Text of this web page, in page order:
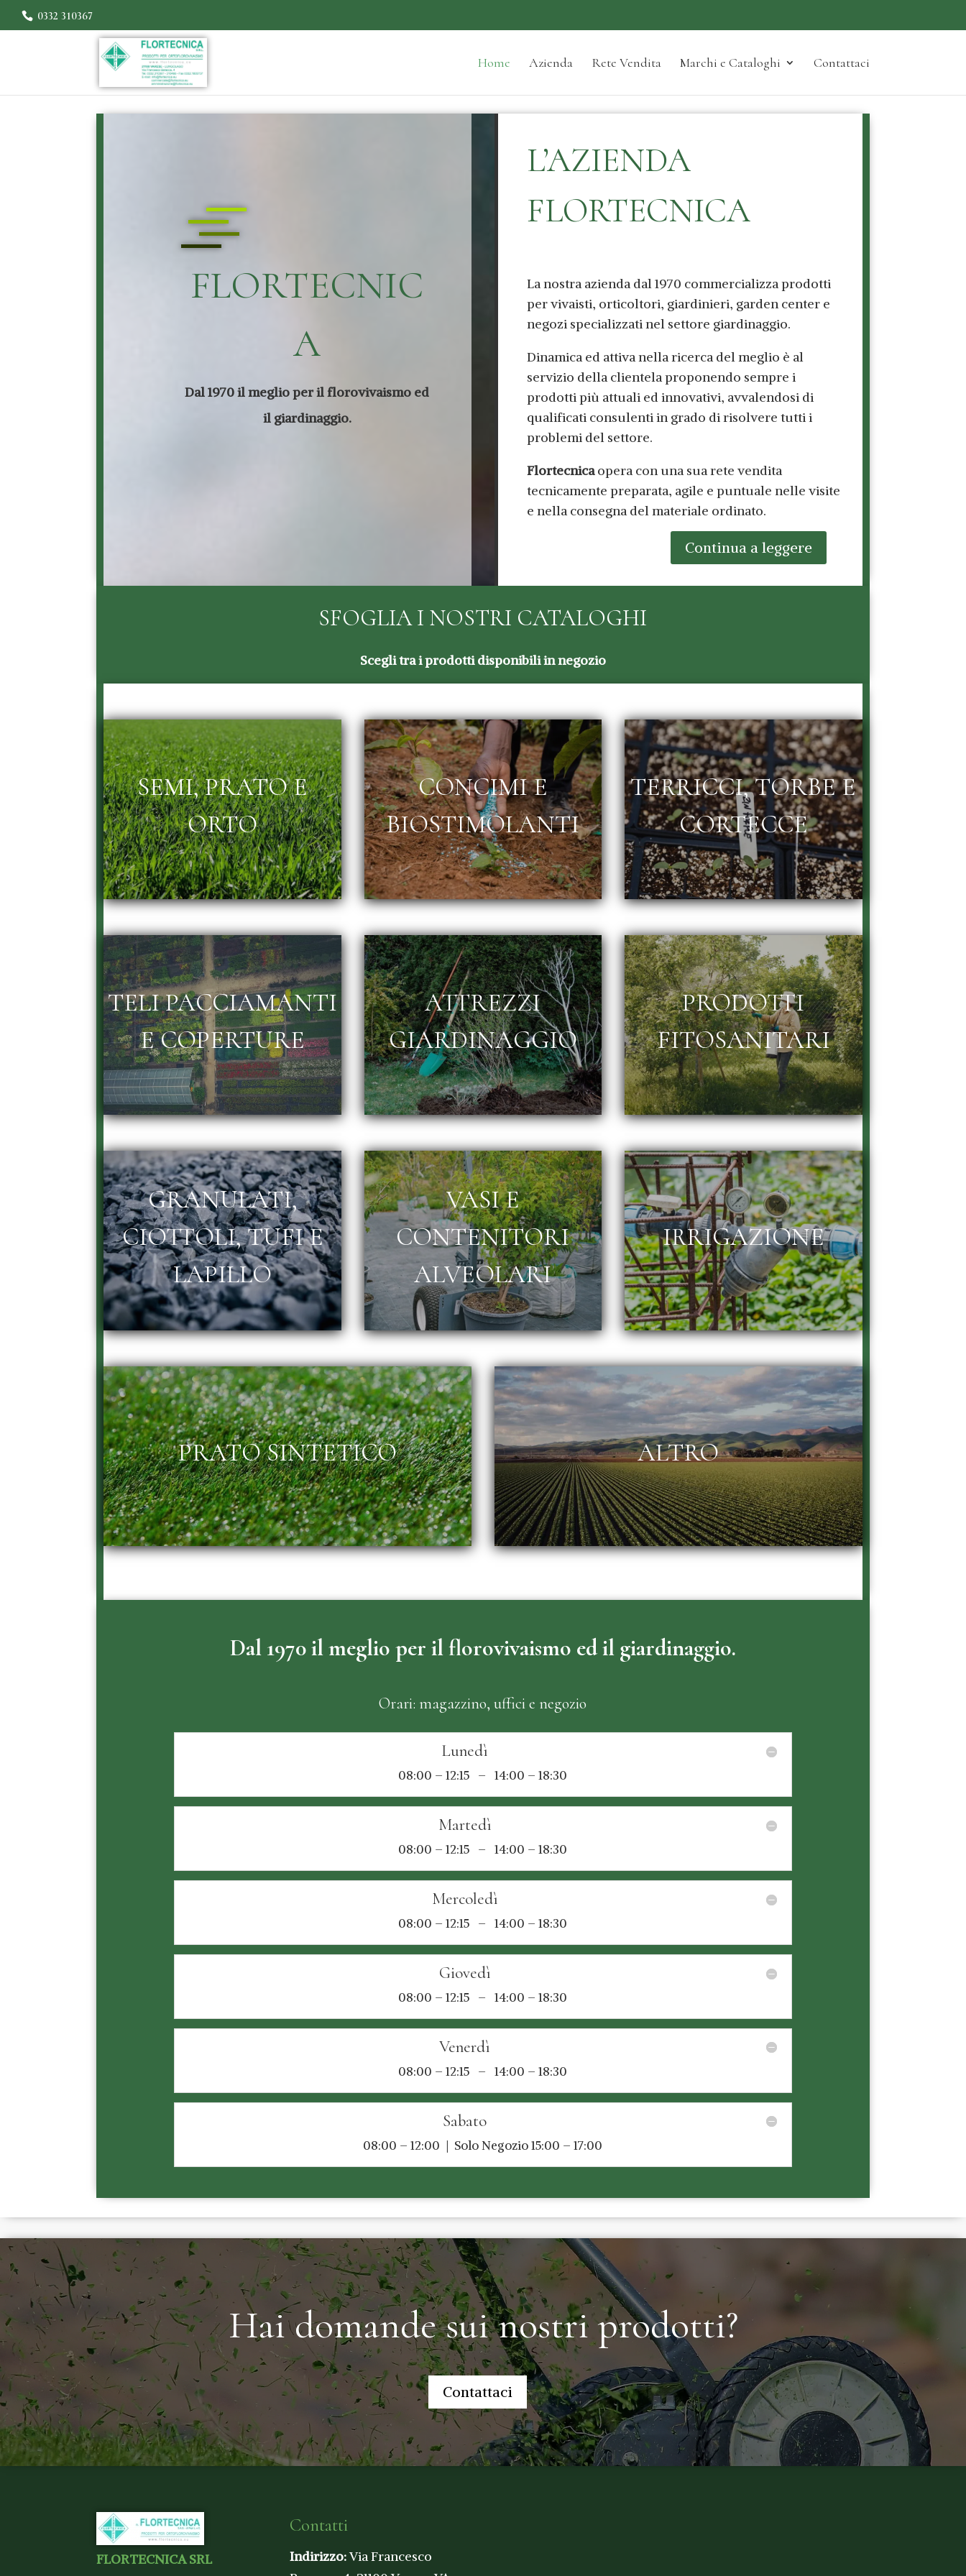
0332 310367
Home Azienda Rete Vendita Marchi e Cataloghi Contattaci
FLORTECNIC
A
Dal 1970 il meglio per il florovivaismo ed
il giardinaggio.
L’AZIENDA
FLORTECNICA
La nostra azienda dal 1970 commercializza prodotti
per vivaisti, orticoltori, giardinieri, garden center e
negozi specializzati nel settore giardinaggio.
Dinamica ed attiva nella ricerca del meglio è al
servizio della clientela proponendo sempre i
prodotti più attuali ed innovativi, avvalendosi di
qualificati consulenti in grado di risolvere tutti i
problemi del settore.
Flortecnicaopera con una sua rete vendita
tecnicamente preparata, agile e puntuale nelle visite
e nella consegna del materiale ordinato.
Continua a leggere
SFOGLIA I NOSTRI CATALOGHI
Scegli tra i prodotti disponibili in negozio
SEMI, PRATO E
ORTO
CONCIMI E
BIOSTIMOLANTI
TERRICCI, TORBE E
CORTECCE
TELI PACCIAMANTI
E COPERTURE
ATTREZZI
GIARDINAGGIO
PRODOTTI
FITOSANITARI
GRANULATI,
CIOTTOLI, TUFI E
LAPILLO
VASI E
CONTENITORI
ALVEOLARI
IRRIGAZIONE
PRATO SINTETICO ALTRO
Dal 1970 il meglio per il florovivaismo ed il giardinaggio.
Orari: magazzino, uffici e negozio
Lunedì
08:00 – 12:15 – 14:00 – 18:30
Martedì
08:00 – 12:15 – 14:00 – 18:30
Mercoledì
08:00 – 12:15 – 14:00 – 18:30
Giovedì
08:00 – 12:15 – 14:00 – 18:30
Venerdì
08:00 – 12:15 – 14:00 – 18:30
Sabato
08:00 – 12:00 | Solo Negozio 15:00 – 17:00
Hai domande sui nostri prodotti?
Contattaci
FLORTECNICA SRL
Contatti
Indirizzo:Via Francesco